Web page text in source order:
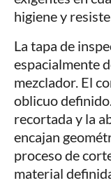
higiene y
La tapa de
espacialmente
mezclador. El
oblicuo
recortada y la
encajan
proceso de
material